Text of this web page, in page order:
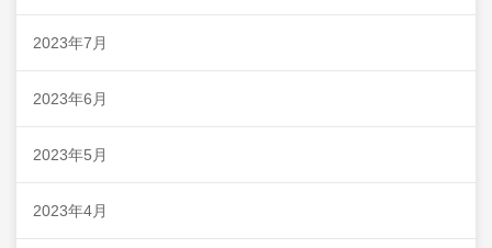
2023年7月
2023年6月
2023年5月
2023年4月